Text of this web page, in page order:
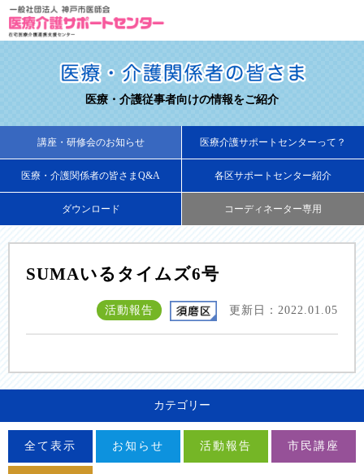
医療・介護従事者向けの情報をご紹介
講座・研修会のお知らせ 医療介護サポートセンターって？
医療・介護関係者の皆さまQ&A 各区サポートセンター紹介
ダウンロード コーディネーター専用
SUMAいるタイムズ6号
活動報告 更新日：2022.01.05
カテゴリー
全て表示 お知らせ 活動報告 市民講座